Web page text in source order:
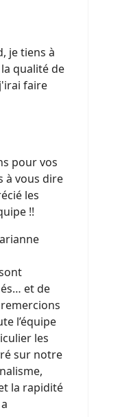
je tiens à
qualité de
faire
pour vos
à vous dire
les
!!
et de
l’équipe
les
sur notre
la rapidité